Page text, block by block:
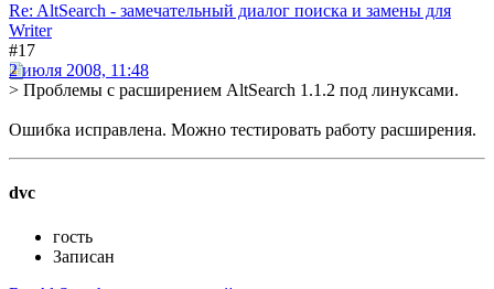
Re: AltSearch - замечательный диалог поиска и замены для
Writer
#17
2 июля 2008, 11:48
> Проблемы с расширением AltSearch 1.1.2 под линуксами.
Ошибка исправлена. Можно тестировать работу расширения.
dvc
гость
Записан